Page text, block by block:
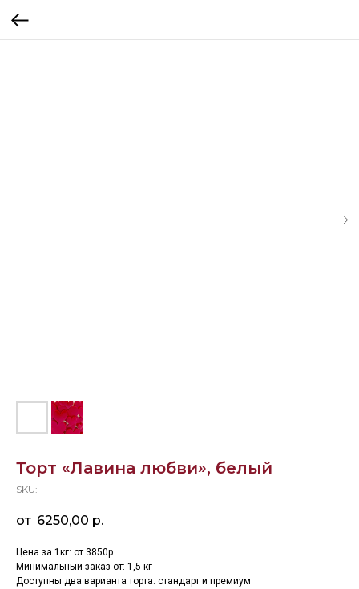
Торт «Лавина любви», белый
SKU:
6250,00 р.
Цена за 1кг: от 3850р.
Минимальный заказ от: 1,5 кг
Доступны два варианта торта: стандарт и премиум